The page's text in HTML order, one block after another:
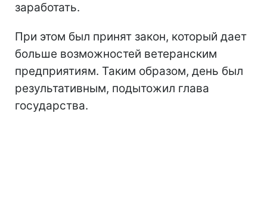
заработать.
При этом был принят закон, который дает
больше возможностей ветеранским
предприятиям. Таким образом, день был
результативным, подытожил глава
государства.